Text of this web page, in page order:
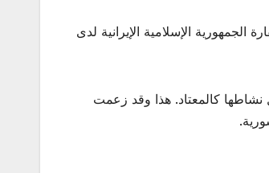
الجمهورية الإسلامية الإيرانية لدى
نشاطها كالمعتاد. هذا وقد زعمت